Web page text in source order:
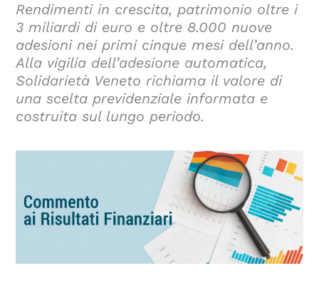
Rendimenti in crescita, patrimonio oltre i
3 miliardi di euro e oltre 8.000 nuove
adesioni nei primi cinque mesi dell’anno.
Alla vigilia dell’adesione automatica,
Solidarietà Veneto richiama il valore di
una scelta previdenziale informata e
costruita sul lungo periodo.